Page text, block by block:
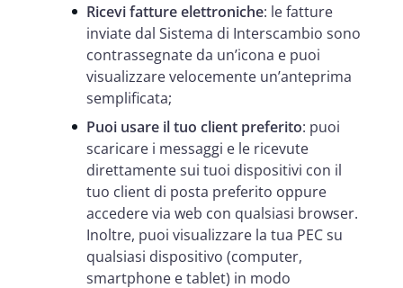
Ricevi fatture elettroniche: le fatture
inviate dal Sistema di Interscambio sono
contrassegnate da un’icona e puoi
visualizzare velocemente un’anteprima
semplificata;
Puoi usare il tuo client preferito: puoi
scaricare i messaggi e le ricevute
direttamente sui tuoi dispositivi con il
tuo client di posta preferito oppure
accedere via web con qualsiasi browser.
Inoltre, puoi visualizzare la tua PEC su
qualsiasi dispositivo (computer,
smartphone e tablet) in modo